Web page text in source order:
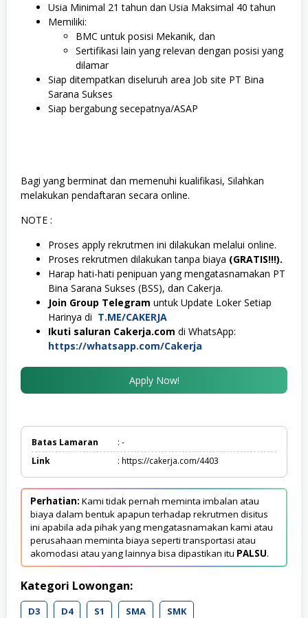
Usia Minimal 21 tahun dan Usia Maksimal 40 tahun
Memiliki:
BMC untuk posisi Mekanik, dan
Sertifikasi lain yang relevan dengan posisi yang
dilamar
Siap ditempatkan diseluruh area Job site PT Bina
Sarana Sukses
Siap bergabung secepatnya/ASAP
Bagi yang berminat dan memenuhi kualifikasi, Silahkan
melakukan pendaftaran secara online.
NOTE :
Proses apply rekrutmen ini dilakukan melalui online.
Proses rekrutmen dilakukan tanpa biaya (GRATIS!!!).
Harap hati-hati penipuan yang mengatasnamakan PT
Bina Sarana Sukses (BSS), dan Cakerja.
Join Group Telegram untuk Update Loker Setiap
Harinya di T.ME/CAKERJA
Ikuti saluran Cakerja.com di WhatsApp:
https://whatsapp.com/Cakerja
Apply Now!
Batas Lamaran
: -
Link
: https://cakerja.com/4403
Perhatian: Kami tidak pernah meminta imbalan atau
biaya dalam bentuk apapun terhadap rekrutmen disitus
ini apabila ada pihak yang mengatasnamakan kami atau
perusahaan meminta biaya seperti transportasi atau
akomodasi atau yang lainnya bisa dipastikan itu PALSU.
Kategori Lowongan:
D3 D4 S1 SMA SMK